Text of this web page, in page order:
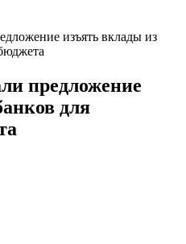
изъять вклады из
предложение
для